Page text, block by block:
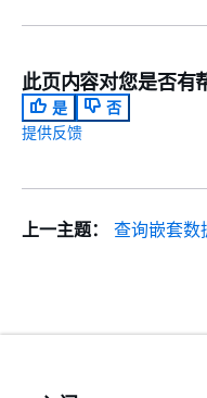
ACOS
POW、
支持嵌
AWS
名规则
此页内容对您是否有
是
否
提供反馈
上一主题： 查询嵌套数